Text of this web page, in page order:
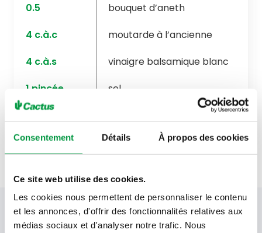
Consentement Détails À propos des cookies
Ce site web utilise des cookies.
Les cookies nous permettent de personnaliser le contenu
et les annonces, d'offrir des fonctionnalités relatives aux
médias sociaux et d'analyser notre trafic. Nous
0.5
bouquet d’aneth
4 c.à.c
moutarde à l’ancienne
4 c.à.s
vinaigre balsamique blanc
1 pincée
sel
Votre newsletter Cactus